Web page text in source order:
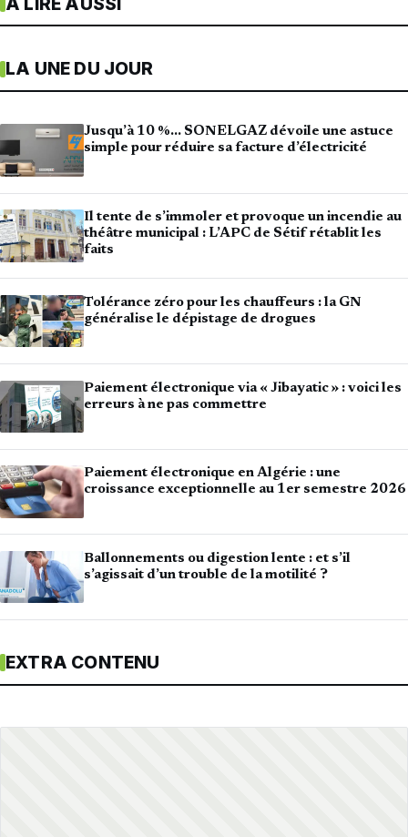
LA UNE DU JOUR
Jusqu’à 10 %… SONELGAZ dévoile une astuce
simple pour réduire sa facture d’électricité
Il tente de s’immoler et provoque un incendie au
théâtre municipal : L’APC de Sétif rétablit les
faits
Tolérance zéro pour les chauffeurs : la GN
généralise le dépistage de drogues
Paiement électronique via « Jibayatic » : voici les
erreurs à ne pas commettre
Paiement électronique en Algérie : une
croissance exceptionnelle au 1er semestre 2026
Ballonnements ou digestion lente : et s’il
s’agissait d’un trouble de la motilité ?
EXTRA CONTENU